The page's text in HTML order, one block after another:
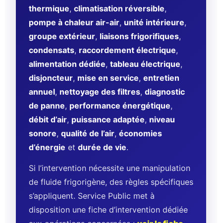
thermique, climatisation réversible,
pompe à chaleur air-air, unité intérieure,
groupe extérieur, liaisons frigorifiques,
condensats, raccordement électrique,
alimentation dédiée, tableau électrique,
disjoncteur, mise en service, entretien
annuel, nettoyage des filtres, diagnostic
de panne, performance énergétique,
débit d’air, puissance adaptée, niveau
sonore, qualité de l’air, économies
d’énergie et durée de vie.
Si l’intervention nécessite une manipulation
de fluide frigorigène, des règles spécifiques
s’appliquent. Service Public met à
disposition une fiche d’intervention dédiée